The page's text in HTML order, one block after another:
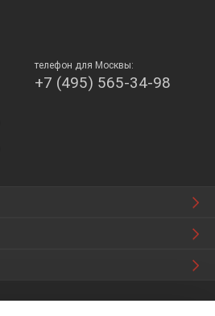
телефон для Москвы:
+7 (495) 565-34-98